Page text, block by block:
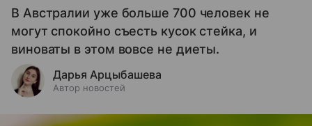
В Австралии уже больше 700 человек не
могут спокойно съесть кусок стейка, и
виноваты в этом вовсе не диеты.
Дарья Арцыбашева
Автор новостей